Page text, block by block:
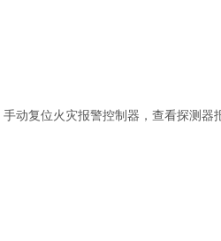
动复位火灾报警控制器，查看探测器